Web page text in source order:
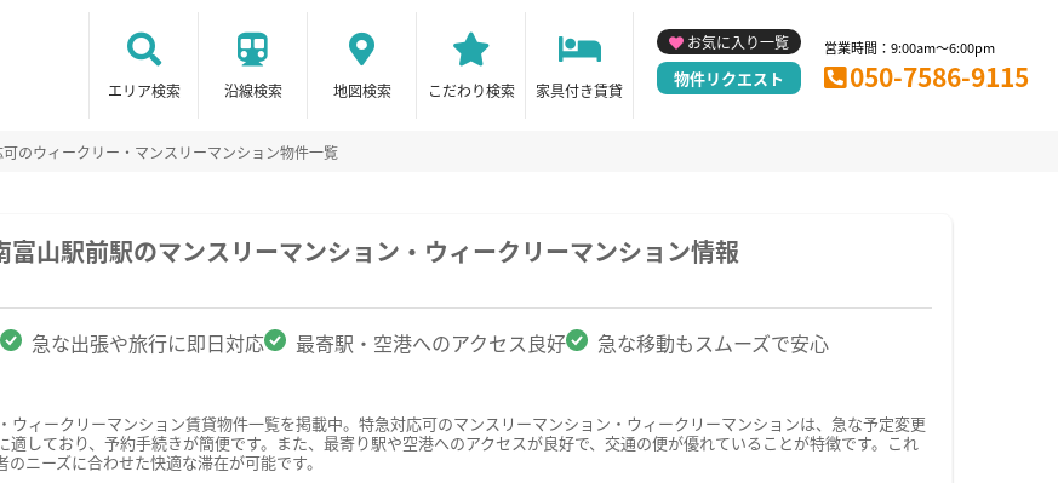
エリア検索 沿線検索 地図検索 こだわり検索 家具付き賃貸
お気に入り一覧
物件リクエスト
営業時間：9:00am～6:00pm
050-7586-9115
のウィークリー・マンスリーマンション物件一覧
山駅前駅のマンスリーマンション・ウィークリーマンション情報
急な出張や旅行に即日対応 最寄駅・空港へのアクセス良好 急な移動もスムーズで安心
ィークリーマンション賃貸物件一覧を掲載中。特急対応可のマンスリーマンション・ウィークリーマンションは、急な予定変更
しており、予約手続きが簡便です。また、最寄り駅や空港へのアクセスが良好で、交通の便が優れていることが特徴です。これ
ニーズに合わせた快適な滞在が可能です。